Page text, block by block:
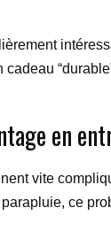
en
vite
ce